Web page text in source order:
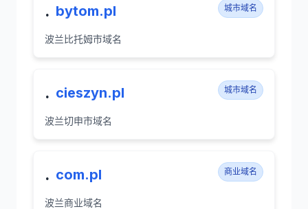
. bytom.pl 城市域名
波兰比托姆市域名
. cieszyn.pl 城市域名
波兰切申市域名
. com.pl 商业域名
波兰商业域名